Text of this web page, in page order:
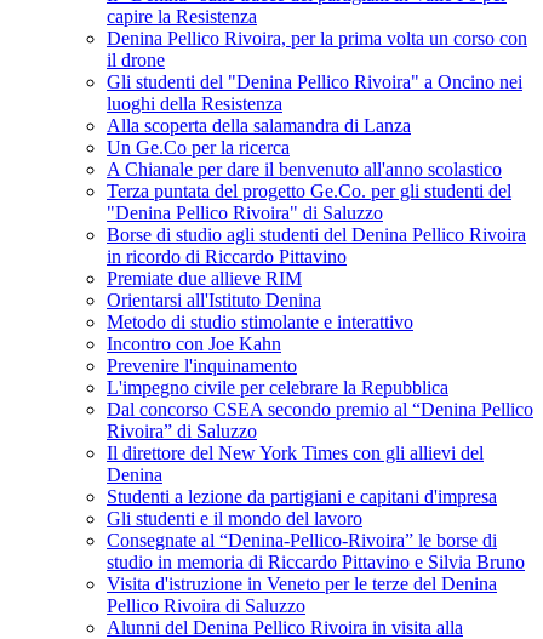
capire la Resistenza
Denina Pellico Rivoira, per la prima volta un corso con
il drone
Gli studenti del "Denina Pellico Rivoira" a Oncino nei
luoghi della Resistenza
Alla scoperta della salamandra di Lanza
Un Ge.Co per la ricerca
A Chianale per dare il benvenuto all'anno scolastico
Terza puntata del progetto Ge.Co. per gli studenti del
"Denina Pellico Rivoira" di Saluzzo
Borse di studio agli studenti del Denina Pellico Rivoira
in ricordo di Riccardo Pittavino
Premiate due allieve RIM
Orientarsi all'Istituto Denina
Metodo di studio stimolante e interattivo
Incontro con Joe Kahn
Prevenire l'inquinamento
L'impegno civile per celebrare la Repubblica
Dal concorso CSEA secondo premio al “Denina Pellico
Rivoira” di Saluzzo
Il direttore del New York Times con gli allievi del
Denina
Studenti a lezione da partigiani e capitani d'impresa
Gli studenti e il mondo del lavoro
Consegnate al “Denina-Pellico-Rivoira” le borse di
studio in memoria di Riccardo Pittavino e Silvia Bruno
Visita d'istruzione in Veneto per le terze del Denina
Pellico Rivoira di Saluzzo
Alunni del Denina Pellico Rivoira in visita alla